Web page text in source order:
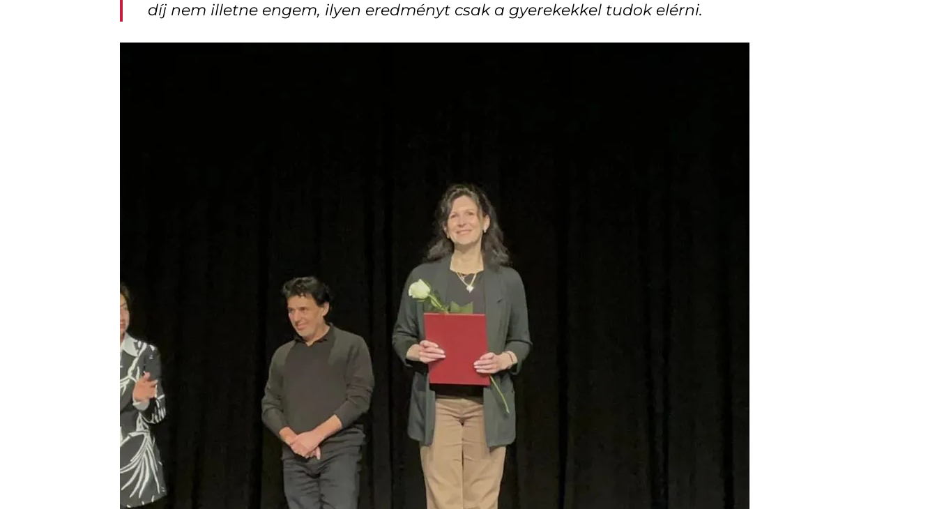
díj nem illetne engem, ilyen eredményt csak a gyerekekkel tudok elérni.